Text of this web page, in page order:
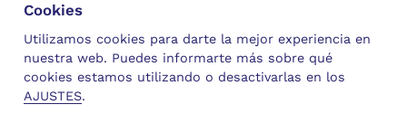
o “tuitea” sobre un negocio o producto
anunciado en nuestra web.
¿Puedo rechazar o
Cookies
Utilizamos cookies para darte la mejor experiencia en
nuestra web. Puedes informarte más sobre qué
cookies estamos utilizando o desactivarlas en los
AJUSTES.